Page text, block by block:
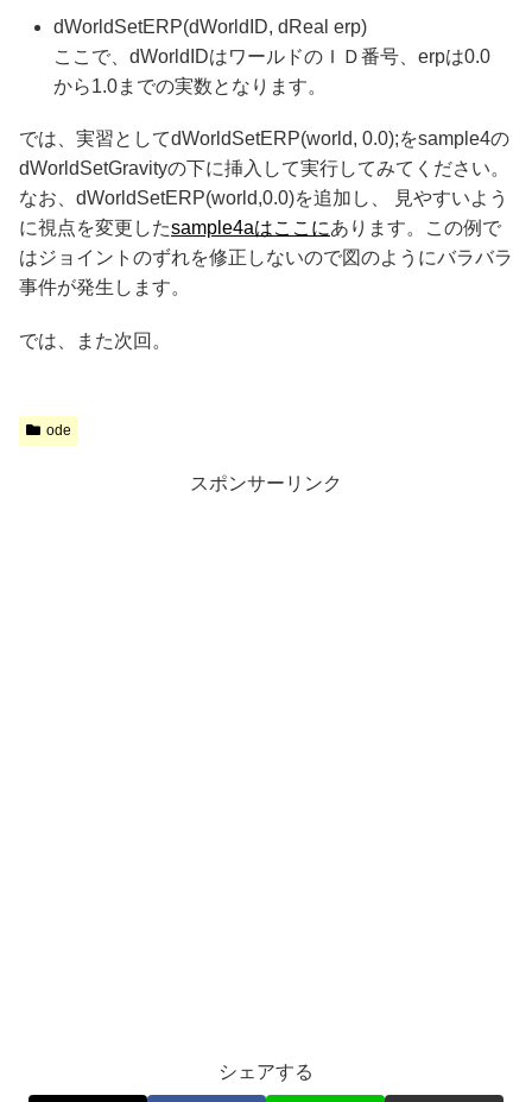
dWorldSetERP(dWorldID, dReal erp)
ここで、dWorldIDはワールドのＩＤ番号、erpは0.0
から1.0までの実数となります。
では、実習としてdWorldSetERP(world, 0.0);をsample4の
dWorldSetGravityの下に挿入して実行してみてください。
なお、dWorldSetERP(world,0.0)を追加し、 見やすいよう
に視点を変更したsample4aはここにあります。この例で
はジョイントのずれを修正しないので図のようにバラバラ
事件が発生します。
では、また次回。
ode
スポンサーリンク
シェアする